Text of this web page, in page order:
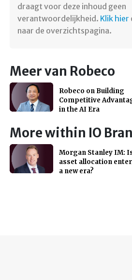
draagt voor deze inhoud geen
verantwoordelijkheid. Klik hier
naar de overzichtspagina.
Meer van Robeco
Robeco on Building
Competitive
in the AI Era
More within IO
Morgan Stanley IM:
asset allocation
a new era?